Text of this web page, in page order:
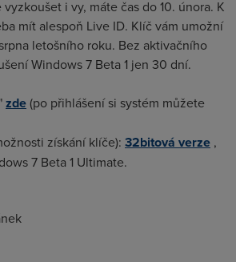
i vy, máte čas do 10. února. K
mít alespoň Live ID. Klíč vám umožní
letošního roku. Bez aktivačního
Windows 7 Beta 1 jen 30 dní.
zde(po přihlášení si systém můžete
získání klíče): 32bitová verze ,
7 Beta 1 Ultimate.